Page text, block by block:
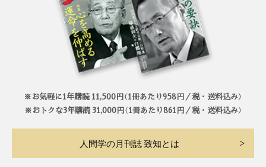
※お気軽に1年購読 11,500円（1冊あたり958円／税・送料込み）
※おトクな3年購読 31,000円（1冊あたり861円／税・送料込み）
人間学の月刊誌 致知とは